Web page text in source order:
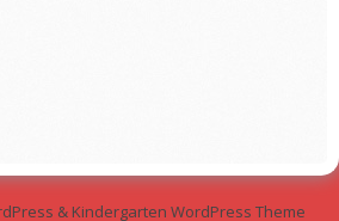
& Kindergarten WordPress Theme